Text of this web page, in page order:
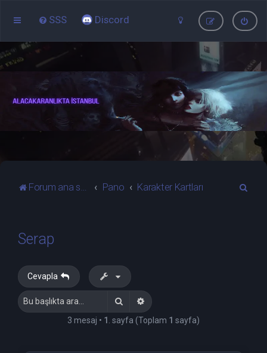
SSS Discord
Forum ana sayfa Pano Karakter Kartları
Serap
Cevapla
Gelişmiş arama
3 mesaj • 1 . sayfa (Toplam 1 sayfa)